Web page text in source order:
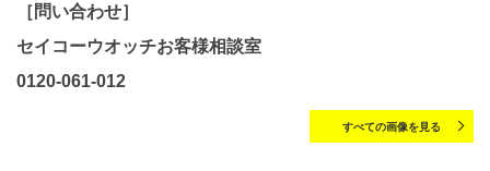
［問い合わせ］
セイコーウオッチお客様相談室
0120-061-012
すべての画像を見る